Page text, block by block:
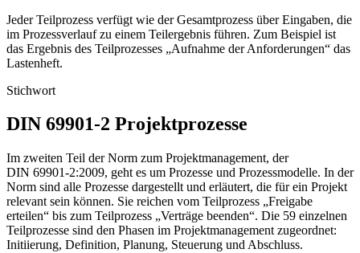
Jeder Teilprozess verfügt wie der Gesamtprozess über Eingaben, die
im Prozessverlauf zu einem Teilergebnis führen. Zum Beispiel ist
das Ergebnis des Teilprozesses „Aufnahme der Anforderungen“ das
Lastenheft.
Stichwort
DIN 69901-2 Projektprozesse
Im zweiten Teil der Norm zum Projektmanagement, der
DIN 69901-2:2009, geht es um Prozesse und Prozessmodelle. In der
Norm sind alle Prozesse dargestellt und erläutert, die für ein Projekt
relevant sein können. Sie reichen vom Teilprozess „Freigabe
erteilen“ bis zum Teilprozess „Verträge beenden“. Die 59 einzelnen
Teilprozesse sind den Phasen im Projektmanagement zugeordnet:
Initiierung, Definition, Planung, Steuerung und Abschluss.